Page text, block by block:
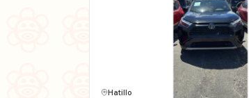
Hatillo